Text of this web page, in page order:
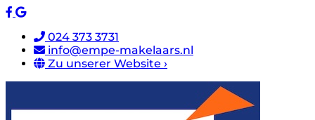
024 373 3731
info@empe-makelaars.nl
Zu unserer Website ›